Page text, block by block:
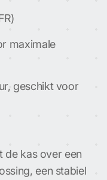
maximale
geschikt voor
de kas over een
een stabiel